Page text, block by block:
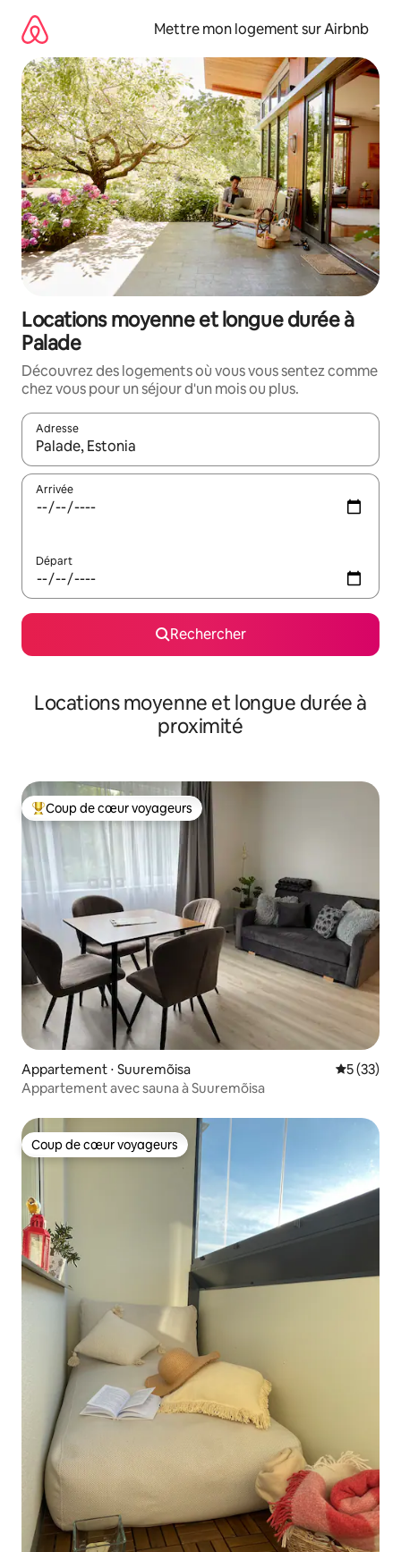
directement
contenu
Mettre mon logement sur Airbnb
Locations moyenne et longue durée à
Palade
Découvrez des logements où vous vous sentez comme
chez vous pour un séjour d'un mois ou plus.
Adresse
Lorsque les résultats s'affichent, utilisez les flèches vers le
Arrivée
Départ
Rechercher
Locations moyenne et longue durée à
proximité
Coups de cœur voyageurs les plus appréciés
Coup de cœur voyageurs
Appartement ⋅ Suuremõisa
5 (33)
Appartement avec sauna à Suuremõisa
Coup de cœur voyageurs
Coup de cœur voyageurs